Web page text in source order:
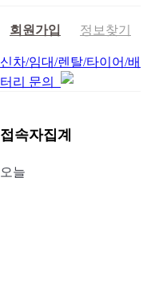
회원가입 정보찾기
신차/임대/렌탈/타이어/배
터리 문의
접속자집계
오늘